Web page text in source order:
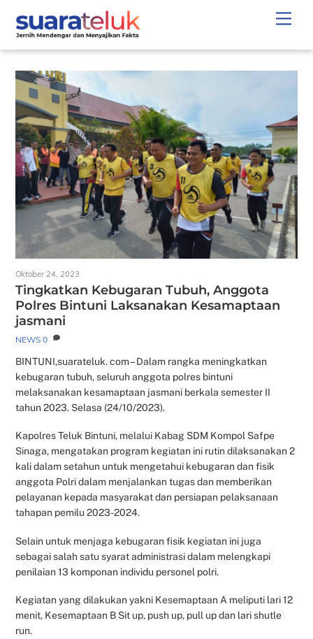
content
Oktober 24, 2023
Tingkatkan Kebugaran Tubuh, Anggota
Polres Bintuni Laksanakan Kesamaptaan
jasmani
NEWS 0
BINTUNI,suarateluk. com – Dalam rangka meningkatkan
kebugaran tubuh, seluruh anggota polres bintuni
melaksanakan kesamaptaan jasmani berkala semester II
tahun 2023. Selasa (24/10/2023).
Kapolres Teluk Bintuni, melalui Kabag SDM Kompol Safpe
Sinaga, mengatakan program kegiatan ini rutin dilaksanakan 2
kali dalam setahun untuk mengetahui kebugaran dan fisik
anggota Polri dalam menjalankan tugas dan memberikan
pelayanan kepada masyarakat dan persiapan pelaksanaan
tahapan pemilu 2023-2024.
Selain untuk menjaga kebugaran fisik kegiatan ini juga
sebagai salah satu syarat administrasi dalam melengkapi
penilaian 13 komponan individu personel polri.
Kegiatan yang dilakukan yakni Kesemaptaan A meliputi lari 12
menit, Kesemaptaan B Sit up, push up, pull up dan lari shutle
run.